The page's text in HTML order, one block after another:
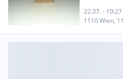
22.07. -
1110 Wien,